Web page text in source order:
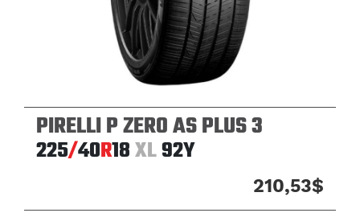
PIRELLI P ZERO AS PLUS 3
225/40R18XL92Y
210,53$